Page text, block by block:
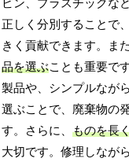
ビン、プラスチックな
正しく分別することで
きく貢献できます。ま
品を選ぶことも重要で
製品や、シンプルなが
選ぶことで、廃棄物の
す。さらに、ものを長
大切です。修理しなが